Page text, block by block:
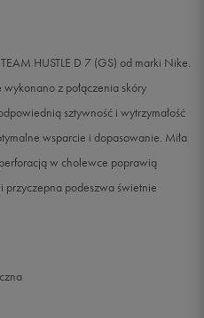
HUSTLE D 7 (GS) od marki Nike.
z połączenia skóry
sztywność i wytrzymałość
wsparcie i dopasowanie. Miła
w cholewce poprawią
podeszwa świetnie